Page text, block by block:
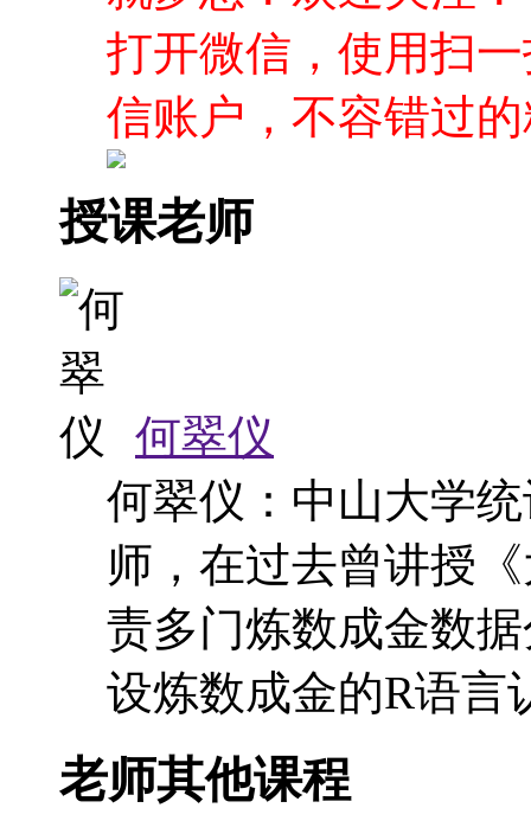
打开微信，使用扫
信账户，不容错过
授课老师
何翠仪
何翠仪：中山大学
师，在过去曾讲授
责多门炼数成金数
设炼数成金的R语言
老师其他课程